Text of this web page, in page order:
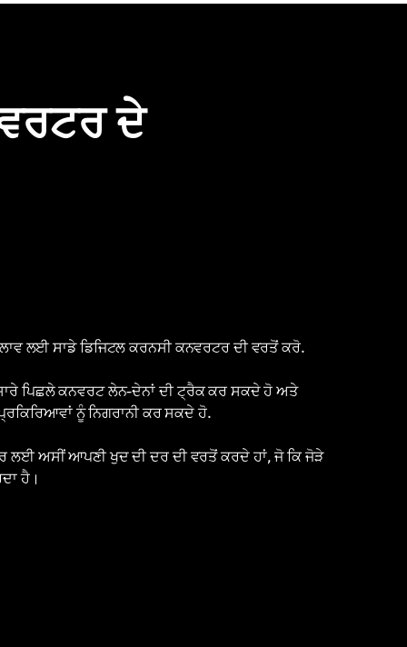
ਦੇ
ਲਈ ਸਾਡੇ ਡਿਜਿਟਲ ਕਰਨਸੀ ਕਨਵਰਟਰ ਦੀ ਵਰਤੋਂ ਕਰੋ.
ਪਿਛਲੇ ਕਨਵਰਟ ਲੇਨ-ਦੇਨਾਂ ਦੀ ਟ੍ਰੈਕ ਕਰ ਸਕਦੇ ਹੋ ਅਤੇ
ਨੂੰ ਨਿਗਰਾਨੀ ਕਰ ਸਕਦੇ ਹੋ.
ਲਈ ਅਸੀਂ ਆਪਣੀ ਖੁਦ ਦੀ ਦਰ ਦੀ ਵਰਤੋਂ ਕਰਦੇ ਹਾਂ, ਜੋ ਕਿ ਜੋੜੇ
ਹੈ।